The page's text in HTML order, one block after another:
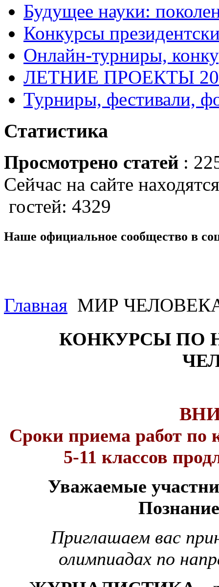
Будущее науки:
Конкурсы
Онлайн-турниры,
ЛЕТНИЕ ПРОЕКТЫ
Турниры, фестивали,
Статистика
Просмотрено статей :
Сейчас на сайте
гостей: 4329
Наше официальное сообщество в
Главная МИР
КОНКУРСЫ ПО
Сроки приема работ по
5-11 классов
Уважаемые
Приглашаем вас
олимпиадах по